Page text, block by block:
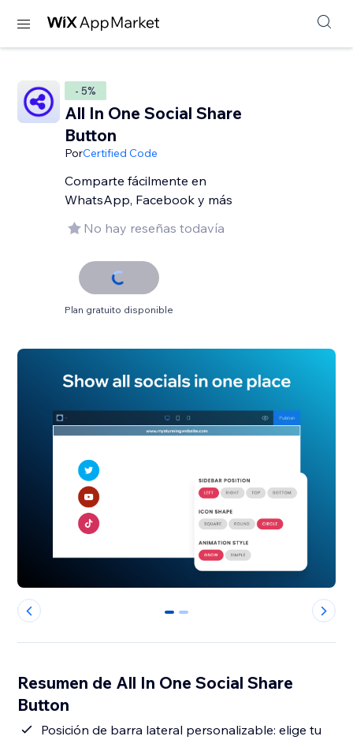
- 5%
All In One Social Share
Button
PorCertified Code
Comparte fácilmente en
WhatsApp, Facebook y más
No hay reseñas todavía
Plan gratuito disponible
0 1
Resumen de All In One Social Share
Button
Posición de barra lateral personalizable: elige tu